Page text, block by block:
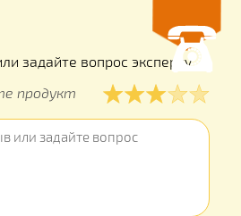
задайте вопрос эксперту
продукт